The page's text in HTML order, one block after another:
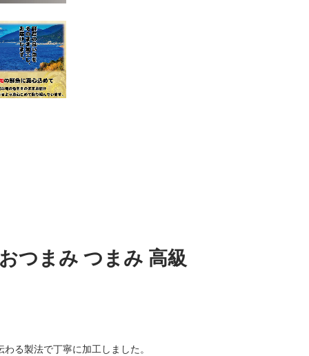
つまみ つまみ 高級
る製法で丁寧に加工しました。